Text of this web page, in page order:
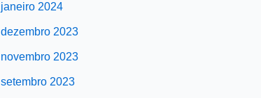
janeiro 2024
dezembro 2023
novembro 2023
setembro 2023